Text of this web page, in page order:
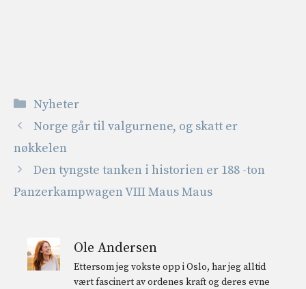
Kategorier
Nyheter
Norge går til valgurnene, og skatt er
nøkkelen
Den tyngste tanken i historien er 188 -ton
Panzerkampwagen VIII Maus Maus
Ole Andersen
Ettersom jeg vokste opp i Oslo, har jeg alltid
vært fascinert av ordenes kraft og deres evne